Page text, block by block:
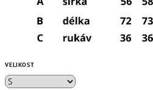
VELIKOST